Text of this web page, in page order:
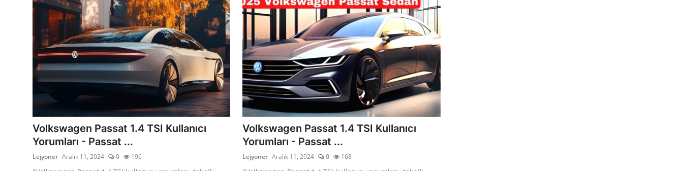
Volkswagen Passat 1.4 TSI Kullanıcı
Yorumları - Passat ...
Lejyoner Aralık 11, 2024 0 196
Volkswagen Passat 1.4 TSI Kullanıcı
Yorumları - Passat ...
Lejyoner Aralık 11, 2024 0 168